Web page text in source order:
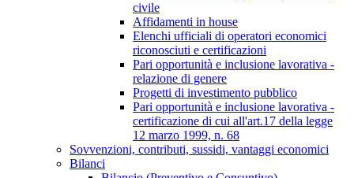
civile
Affidamenti in house
Elenchi ufficiali di operatori economici
riconosciuti e certificazioni
Pari opportunità e inclusione lavorativa -
relazione di genere
Progetti di investimento pubblico
Pari opportunità e inclusione lavorativa -
certificazione di cui all'art.17 della legge
12 marzo 1999, n. 68
Sovvenzioni, contributi, sussidi, vantaggi economici
Bilanci